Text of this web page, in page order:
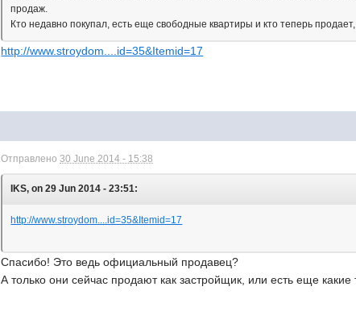
продаж.
Кто недавно покупал, есть еще свободные квартиры и кто теперь
http://www.stroydom....id=35&Itemid=17
Отправлено30 June 2014 - 15:38
IKS, on 29 Jun 2014 - 23:51:
http://www.stroydom....id=35&Itemid=17
Спасибо! Это ведь официальный продавец?
А только они сейчас продают как застройщик, или есть еще